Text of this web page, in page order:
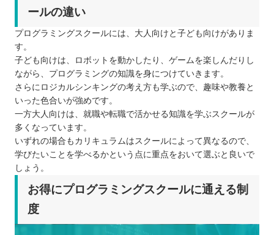
ールの違い
プログラミングスクールには、大人向けと子ども向けがありま
す。
子ども向けは、ロボットを動かしたり、ゲームを楽しんだりし
ながら、プログラミングの知識を身につけていきます。
さらにロジカルシンキングの考え方も学ぶので、趣味や教養と
いった色合いが強めです。
一方大人向けは、就職や転職で活かせる知識を学ぶスクールが
多くなっています。
いずれの場合もカリキュラムはスクールによって異なるので、
学びたいことを学べるかという点に重点をおいて選ぶと良いで
しょう。
お得にプログラミングスクールに通える制
度